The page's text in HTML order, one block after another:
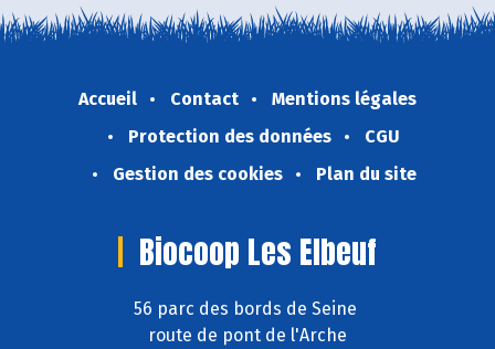
Accueil Contact
Mentions légales
Protection des données
CGU
Gestion des cookies
Plan du site
Biocoop Les Elbeuf
56 parc des bords de Seine
route de pont de l'Arche